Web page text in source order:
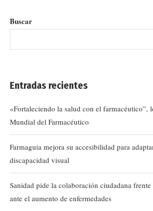
Buscar
Entradas recientes
«Fortaleciendo la salud con el farmacéutico”,
Mundial del Farmacéutico
Farmaguia mejora su accesibilidad para
discapacidad visual
Sanidad pide la colaboración ciudadana
ante el aumento de enfermedades